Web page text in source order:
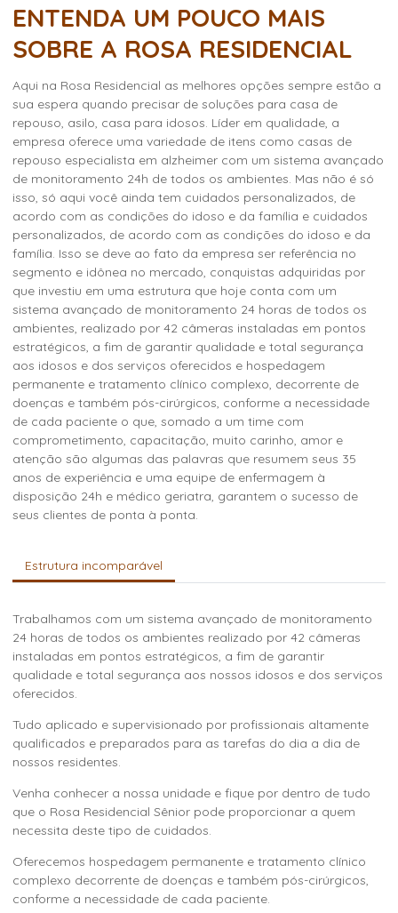
ENTENDA UM POUCO MAIS
SOBRE A ROSA RESIDENCIAL
Aqui na Rosa Residencial as melhores opções sempre estão a
sua espera quando precisar de soluções para casa de
repouso, asilo, casa para idosos. Líder em qualidade, a
empresa oferece uma variedade de itens como casas de
repouso especialista em alzheimer com um sistema avançado
de monitoramento 24h de todos os ambientes. Mas não é só
isso, só aqui você ainda tem cuidados personalizados, de
acordo com as condições do idoso e da família e cuidados
personalizados, de acordo com as condições do idoso e da
família. Isso se deve ao fato da empresa ser referência no
segmento e idônea no mercado, conquistas adquiridas por
que investiu em uma estrutura que hoje conta com um
sistema avançado de monitoramento 24 horas de todos os
ambientes, realizado por 42 câmeras instaladas em pontos
estratégicos, a fim de garantir qualidade e total segurança
aos idosos e dos serviços oferecidos e hospedagem
permanente e tratamento clínico complexo, decorrente de
doenças e também pós-cirúrgicos, conforme a necessidade
de cada paciente o que, somado a um time com
comprometimento, capacitação, muito carinho, amor e
atenção são algumas das palavras que resumem seus 35
anos de experiência e uma equipe de enfermagem à
disposição 24h e médico geriatra, garantem o sucesso de
seus clientes de ponta à ponta.
Estrutura incomparável
Trabalhamos com um sistema avançado de monitoramento
24 horas de todos os ambientes realizado por 42 câmeras
instaladas em pontos estratégicos, a fim de garantir
qualidade e total segurança aos nossos idosos e dos serviços
oferecidos.
Tudo aplicado e supervisionado por profissionais altamente
qualificados e preparados para as tarefas do dia a dia de
nossos residentes.
Venha conhecer a nossa unidade e fique por dentro de tudo
que o Rosa Residencial Sênior pode proporcionar a quem
necessita deste tipo de cuidados.
Oferecemos hospedagem permanente e tratamento clínico
complexo decorrente de doenças e também pós-cirúrgicos,
conforme a necessidade de cada paciente.